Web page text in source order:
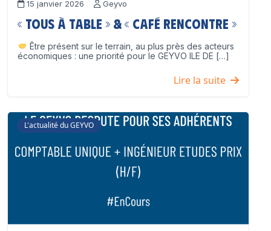
15 janvier 2026 Geyvo
« Tous à table » & « Café Rencontre »
Être présent sur le terrain, au plus près des acteurs
économiques : une priorité pour le GEYVO ILE DE […]
Lire la suite
L'actualité du GEYVO